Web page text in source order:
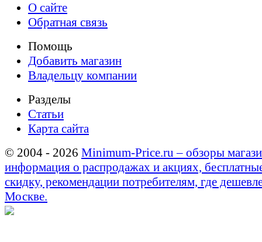
О сайте
Обратная связь
Помощь
Добавить магазин
Владельцу компании
Разделы
Статьи
Карта сайта
© 2004 - 2026 Minimum-Price.ru – обзоры
информация о распродажах и акциях,
скидку, рекомендации потребителям, где
Москве.